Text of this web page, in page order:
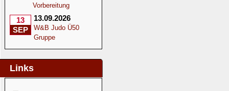
Vorbereitung
13
SEP
13.09.2026
W&B Judo Ü50
Gruppe
Links